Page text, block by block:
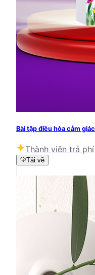
Bài tập điều hòa cảm giác
Thành viên trả phí
Tải về